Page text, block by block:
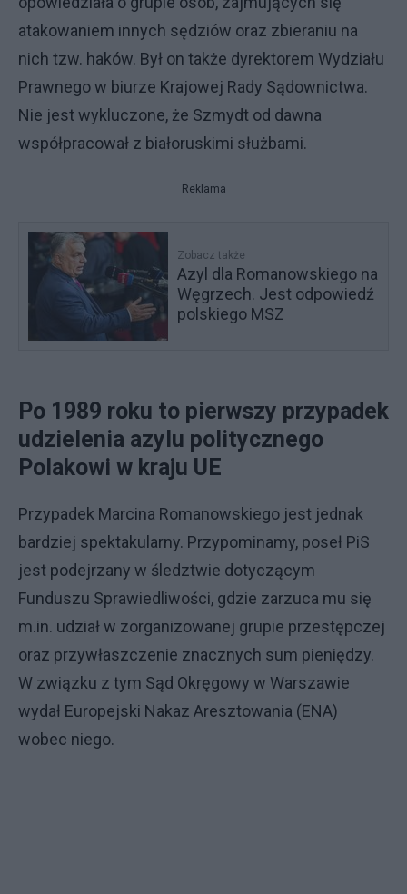
atakowaniem innych sędziów oraz zbieraniu na
nich tzw. haków. Był on także dyrektorem Wydziału
Prawnego w biurze Krajowej Rady Sądownictwa.
Nie jest wykluczone, że Szmydt od dawna
współpracował z białoruskimi służbami.
Reklama
Zobacz także
Azyl dla Romanowskiego na
Węgrzech. Jest odpowiedź
polskiego MSZ
Po 1989 roku to pierwszy przypadek
udzielenia azylu politycznego
Polakowi w kraju UE
Przypadek Marcina Romanowskiego jest jednak
bardziej spektakularny. Przypominamy, poseł PiS
jest podejrzany w śledztwie dotyczącym
Funduszu Sprawiedliwości, gdzie zarzuca mu się
m.in. udział w zorganizowanej grupie przestępczej
oraz przywłaszczenie znacznych sum pieniędzy.
W związku z tym Sąd Okręgowy w Warszawie
wydał Europejski Nakaz Aresztowania (ENA)
wobec niego.